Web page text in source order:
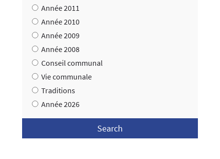
Année 2011
Année 2010
Année 2009
Année 2008
Conseil communal
Vie communale
Traditions
Année 2026